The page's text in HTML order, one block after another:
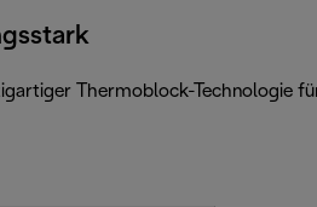
Thermoblock-Technologie